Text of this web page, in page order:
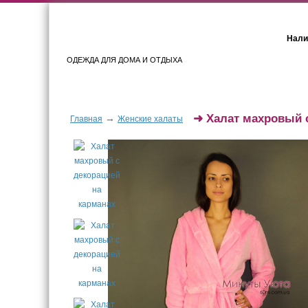
ОДЕЖДА ДЛЯ ДОМА И ОТДЫХА
Главная → Женские халаты ➜ Халат махровый